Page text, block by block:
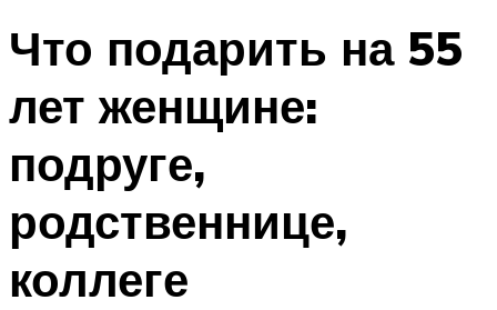
Что подарить на 55
лет женщине:
подруге,
родственнице,
коллеге